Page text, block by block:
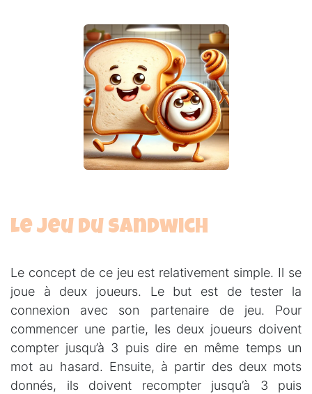
Le jeu du sandwich
Le concept de ce jeu est relativement simple. Il se
joue à deux joueurs. Le but est de tester la
connexion avec son partenaire de jeu. Pour
commencer une partie, les deux joueurs doivent
compter jusqu’à 3 puis dire en même temps un
mot au hasard. Ensuite, à partir des deux mots
donnés, ils doivent recompter jusqu’à 3 puis